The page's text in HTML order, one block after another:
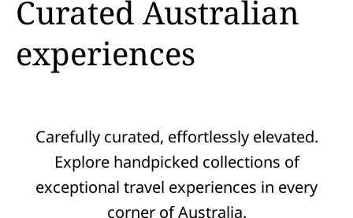
Curated Australian
experiences
Carefully curated, effortlessly elevated.
Explore handpicked collections of
exceptional travel experiences in every
corner of Australia.